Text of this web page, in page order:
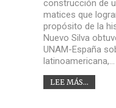
construcción de
matices que
propósito de la
Nuevo Silva
UNAM-España
latinoamericana,…
LEE MÁS...